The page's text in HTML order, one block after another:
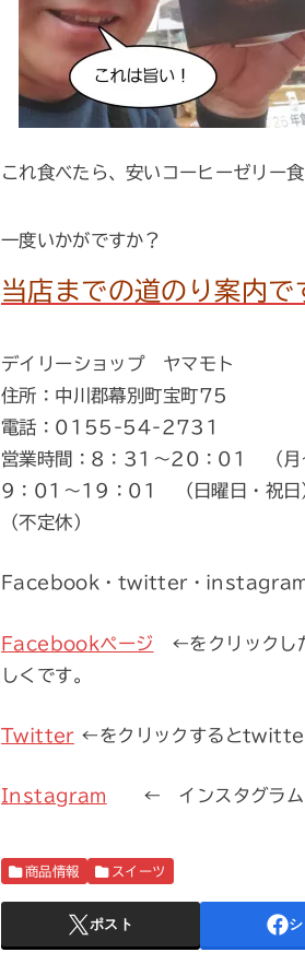
これ食べたら、安いコーヒーゼリー
一度いかがですか？
当店までの道のり案内で
デイリーショップ ヤマモト
住所：中川郡幕別町宝町75
電話：0155-54-2731
営業時間：8：31～20：01 （月
9：01～19：01 （日曜日・祝日
（不定休）
Facebook・twitter・instagram
Facebookページ ←をクリックし
しくです。
Twitter ←をクリックするとtwitter
Instagram ← インスタグラムの
商品情報 スイーツ
ポスト